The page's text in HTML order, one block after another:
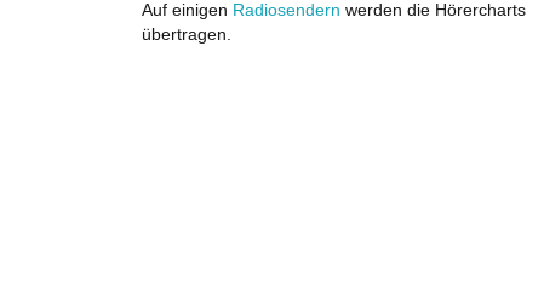
Auf einigen Radiosendern werden die Hörercharts
übertragen.